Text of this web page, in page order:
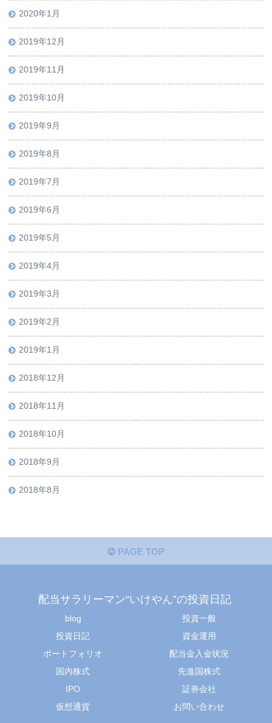
2020年1月
2019年12月
2019年11月
2019年10月
2019年9月
2019年8月
2019年7月
2019年6月
2019年5月
2019年4月
2019年3月
2019年2月
2019年1月
2018年12月
2018年11月
2018年10月
2018年9月
2018年8月
PAGE TOP
配当サラリーマン“いけやん”の投資日記 ​
blog
投資一般
投資日記
資金運用
ポートフォリオ
配当金入金状況
国内株式
先進国株式
IPO
証券会社
仮想通貨
お問い合わせ